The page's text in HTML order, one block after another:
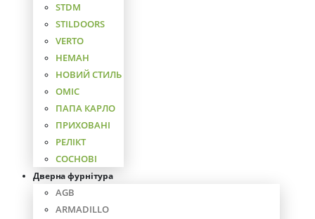
STDM
STILDOORS
VERTO
НЕМАН
НОВИЙ СТИЛЬ
ОМІС
ПАПА КАРЛО
ПРИХОВАНІ
РЕЛІКТ
СОСНОВІ
Дверна фурнітура
AGB
ARMADILLO